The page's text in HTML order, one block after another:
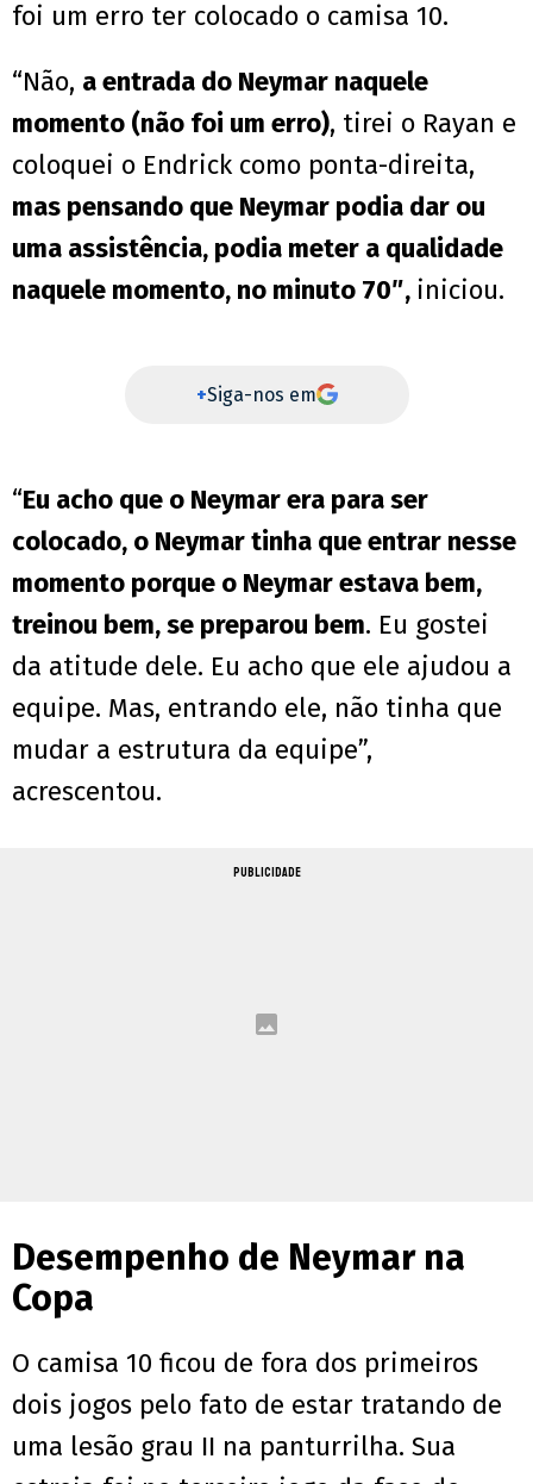
foi um erro ter colocado o camisa 10.
“Não, a entrada do Neymar naquele
momento (não foi um erro), tirei o Rayan e
coloquei o Endrick como ponta-direita,
mas pensando que Neymar podia dar ou
uma assistência, podia meter a qualidade
naquele momento, no minuto 70″, iniciou.
+Siga-nos em
“Eu acho que o Neymar era para ser
colocado, o Neymar tinha que entrar nesse
momento porque o Neymar estava bem,
treinou bem, se preparou bem. Eu gostei
da atitude dele. Eu acho que ele ajudou a
equipe. Mas, entrando ele, não tinha que
mudar a estrutura da equipe”,
acrescentou.
PUBLICIDADE
Desempenho de Neymar na
Copa
O camisa 10 ficou de fora dos primeiros
dois jogos pelo fato de estar tratando de
uma lesão grau II na panturrilha. Sua